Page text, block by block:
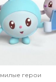
милые герои